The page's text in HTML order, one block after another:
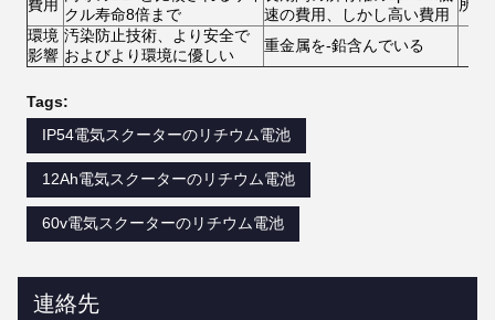
費用
クル寿命8倍まで
速の費用、しかし高い費用
所有
環境
影響
汚染防止技術、より安全で
およびより環境に優しい
重金属を-鉛含んでいる
Tags:
IP54電気スクーターのリチウム電池
12Ah電気スクーターのリチウム電池
60v電気スクーターのリチウム電池
連絡先